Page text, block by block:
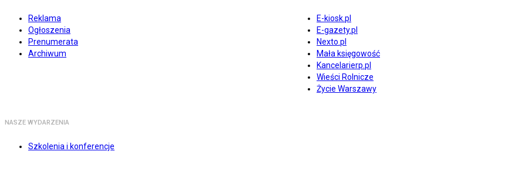
Reklama
Ogłoszenia
Prenumerata
Archiwum
E-kiosk.pl
E-gazety.pl
Nexto.pl
Mała księgowość
Kancelarierp.pl
Wieści Rolnicze
Życie Warszawy
NASZE WYDARZENIA
Szkolenia i konferencje